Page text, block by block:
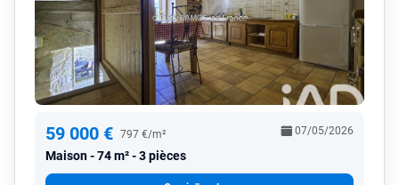
59 000 € 797 €/m²
Maison 74 m² - 3 pièces
07/05/2026